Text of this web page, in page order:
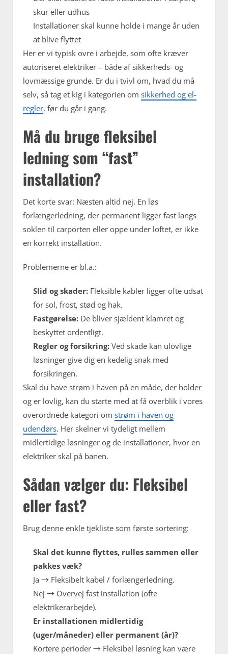
skur eller udhus
Installationer skal kunne holde i mange år uden
at blive flyttet
Her er vi typisk ovre i arbejde, som ofte kræver
autoriseret elektriker – både af sikkerheds- og
lovmæssige grunde. Er du i tvivl om, hvad du må
selv, så tag et kig i kategorien om sikkerhed og el-
regler, før du går i gang.
Må du bruge fleksibel
ledning som “fast”
installation?
Det korte svar: Næsten altid nej. En løs
forlængerledning, der permanent ligger fast langs
soklen til carporten eller oppe under loftet, er ikke
en korrekt installation.
Problemerne er bl.a.:
Slid og skader: Fleksible kabler ligger ofte udsat
for sol, frost, stød og hak.
Fastgørelse: De bliver sjældent klamret og
beskyttet ordentligt.
Regler og forsikring: Ved skade kan ulovlige
løsninger give dig en kedelig snak med
forsikringen.
Skal du have strøm i haven på en måde, der holder
og er lovlig, kan du starte med at få overblik i vores
overordnede kategori om strøm i haven og
udendørs. Her skelner vi tydeligt mellem
midlertidige løsninger og de installationer, hvor en
elektriker skal på banen.
Sådan vælger du: Fleksibel
eller fast?
Brug denne enkle tjekliste som første sortering:
Skal det kunne flyttes, rulles sammen eller
pakkes væk?
Ja → Fleksibelt kabel / forlængerledning.
Nej → Overvej fast installation (ofte
elektrikerarbejde).
Er installationen midlertidig
(uger/måneder) eller permanent (år)?
Kortere perioder → Fleksibel løsning kan være